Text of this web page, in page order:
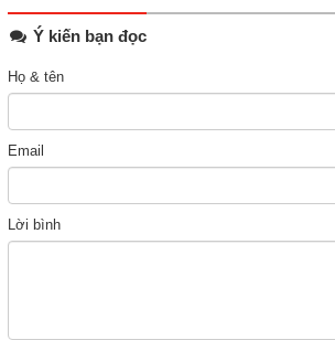
Ý kiến bạn đọc
Họ & tên
Email
Lời bình